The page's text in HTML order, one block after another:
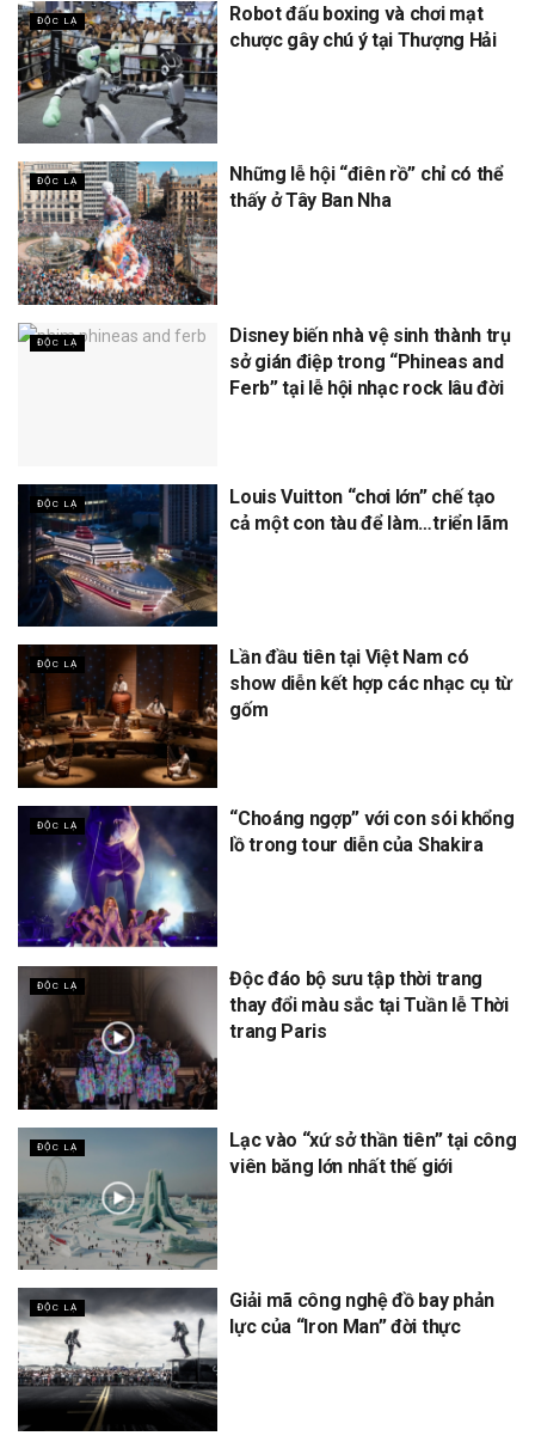
ĐỘC LẠ
Robot đấu boxing và chơi mạt
chược gây chú ý tại Thượng Hải
ĐỘC LẠ
Những lễ hội “điên rồ” chỉ có thể
thấy ở Tây Ban Nha
ĐỘC LẠ
Disney biến nhà vệ sinh thành trụ
sở gián điệp trong “Phineas and
Ferb” tại lễ hội nhạc rock lâu đời
ĐỘC LẠ
Louis Vuitton “chơi lớn” chế tạo
cả một con tàu để làm…triển lãm
ĐỘC LẠ
Lần đầu tiên tại Việt Nam có
show diễn kết hợp các nhạc cụ từ
gốm
ĐỘC LẠ
“Choáng ngợp” với con sói khổng
lồ trong tour diễn của Shakira
ĐỘC LẠ
Độc đáo bộ sưu tập thời trang
thay đổi màu sắc tại Tuần lễ Thời
trang Paris
ĐỘC LẠ
Lạc vào “xứ sở thần tiên” tại công
viên băng lớn nhất thế giới
ĐỘC LẠ
Giải mã công nghệ đồ bay phản
lực của “Iron Man” đời thực